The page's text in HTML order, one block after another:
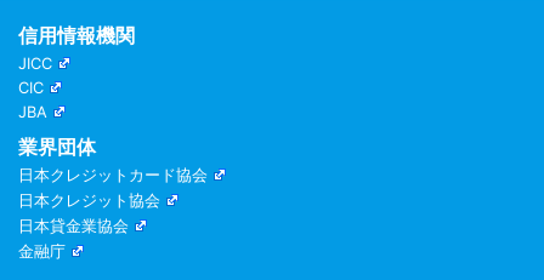
信用情報機関
JICC
CIC
JBA
業界団体
日本クレジットカード協会
日本クレジット協会
日本貸金業協会
金融庁